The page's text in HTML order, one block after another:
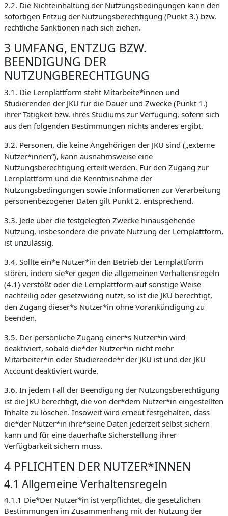
2.2. Die Nichteinhaltung der Nutzungsbedingungen kann den
sofortigen Entzug der Nutzungsberechtigung (Punkt 3.) bzw.
rechtliche Sanktionen nach sich ziehen.
3 UMFANG, ENTZUG BZW.
BEENDIGUNG DER
NUTZUNGBERECHTIGUNG
3.1. Die Lernplattform steht Mitarbeite*innen und
Studierenden der JKU für die Dauer und Zwecke (Punkt 1.)
ihrer Tätigkeit bzw. ihres Studiums zur Verfügung, sofern sich
aus den folgenden Bestimmungen nichts anderes ergibt.
3.2. Personen, die keine Angehörigen der JKU sind („externe
Nutzer*innen“), kann ausnahmsweise eine
Nutzungsberechtigung erteilt werden. Für den Zugang zur
Lernplattform und die Kenntnisnahme der
Nutzungsbedingungen sowie Informationen zur Verarbeitung
personenbezogener Daten gilt Punkt 2. entsprechend.
3.3. Jede über die festgelegten Zwecke hinausgehende
Nutzung, insbesondere die private Nutzung der Lernplattform,
ist unzulässig.
3.4. Sollte ein*e Nutzer*in den Betrieb der Lernplattform
stören, indem sie*er gegen die allgemeinen Verhaltensregeln
(4.1) verstößt oder die Lernplattform auf sonstige Weise
nachteilig oder gesetzwidrig nutzt, so ist die JKU berechtigt,
den Zugang dieser*s Nutzer*in ohne Vorankündigung zu
beenden.
3.5. Der persönliche Zugang einer*s Nutzer*in wird
deaktiviert, sobald die*der Nutzer*in nicht mehr
Mitarbeiter*in oder Studierende*r der JKU ist und der JKU
Account deaktiviert wurde.
3.6. In jedem Fall der Beendigung der Nutzungsberechtigung
ist die JKU berechtigt, die von der*dem Nutzer*in eingestellten
Inhalte zu löschen. Insoweit wird erneut festgehalten, dass
die*der Nutzer*in ihre*seine Daten jederzeit selbst sichern
kann und für eine dauerhafte Sicherstellung ihrer
Verfügbarkeit sichern muss.
4 PFLICHTEN DER NUTZER*INNEN
4.1 Allgemeine Verhaltensregeln
4.1.1 Die*Der Nutzer*in ist verpflichtet, die gesetzlichen
Bestimmungen im Zusammenhang mit der Nutzung der